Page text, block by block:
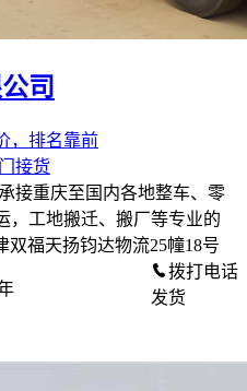
司
接货
接重庆至国内各地整车、零
，工地搬迁、搬厂等专业的
双福天扬钧达物流25幢18号
拨打电话
发货